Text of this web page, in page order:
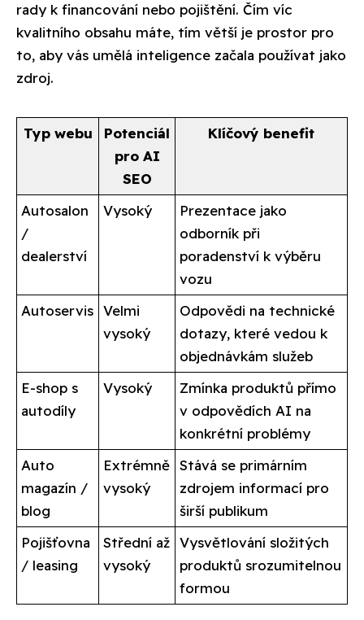
rady k financování nebo pojištění. Čím víc
kvalitního obsahu máte, tím větší je prostor pro
to, aby vás umělá inteligence začala používat jako
zdroj.
Typ webu
Potenciál
pro AI
SEO
Klíčový benefit
Autosalon
/
dealerství
Vysoký
Prezentace jako
odborník při
poradenství k výběru
vozu
Autoservis Velmi
vysoký
Odpovědi na technické
dotazy, které vedou k
objednávkám služeb
E-shop s
autodíly
Vysoký
Zmínka produktů přímo
v odpovědích AI na
konkrétní problémy
Auto
magazín /
blog
Extrémně
vysoký
Stává se primárním
zdrojem informací pro
širší publikum
Pojišťovna
/ leasing
Střední až
vysoký
Vysvětlování složitých
produktů srozumitelnou
formou